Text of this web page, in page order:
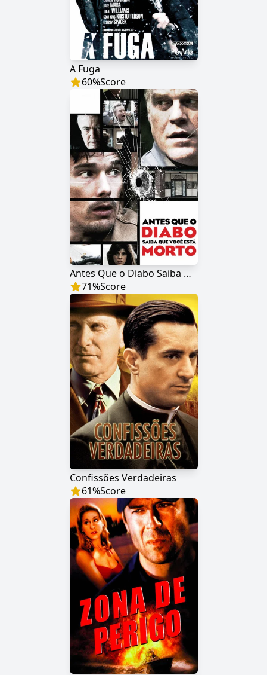
A Fuga
60%Score
Antes Que o Diabo Saiba Que Você Está Morto
71%Score
Confissões Verdadeiras
61%Score